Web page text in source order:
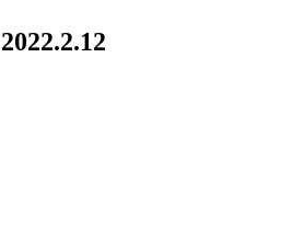
2022.2.12